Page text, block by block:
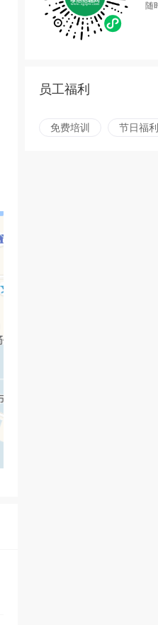
随
员工福利
免费培训 节日福利